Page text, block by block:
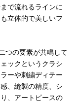
で流れるラインに
立体的で美しいフ
つの要素が共鳴して
ックというクラシ
ーや刺繍ディテー
、縫製の精度、シ
、アートピースの